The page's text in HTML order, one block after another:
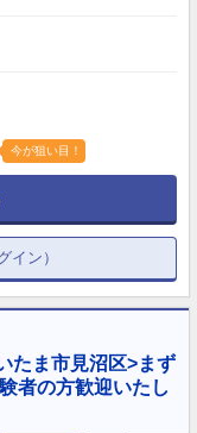
今が狙い目！
イン）
たま市見沼区>まず
者の方歓迎いたし